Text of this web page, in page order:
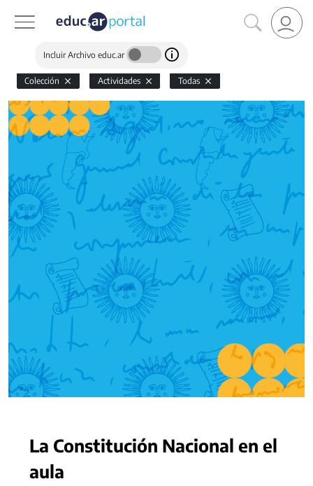
Incluir Archivo educ.ar
Colección Actividades Todas
La Constitución Nacional en el
aula